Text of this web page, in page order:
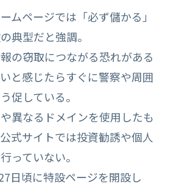
ムページでは「必ず儲かる」
典型だと強調。
の窃取につながる恐れがある
と感じたらすぐに警察や周囲
促している。
異なるドメインを使用したも
式サイトでは投資勧誘や個人
っていない。
日頃に特設ページを開設し